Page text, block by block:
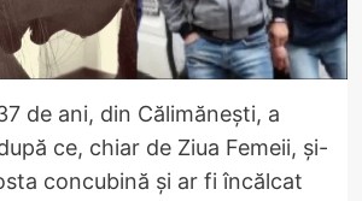
de ani, din Călimănești, a
ce, chiar de Ziua Femeii, și-
concubină și ar fi încălcat